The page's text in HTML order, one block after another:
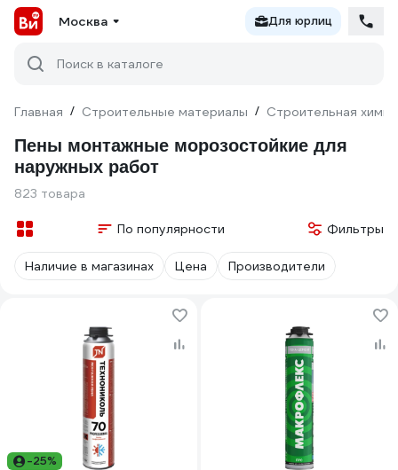
Москва Для юрлиц
Поиск в каталоге
Главная / Строительные материалы / Строительная химия
Пены монтажные морозостойкие для
наружных работ
823 товара
По популярности Фильтры
Наличие в магазинах Цена Производители
-25%